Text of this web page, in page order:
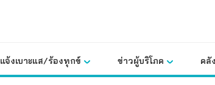
แจ้งเบาะแส/ร้องทุกข์ ข่าวผู้บริโภค คลั